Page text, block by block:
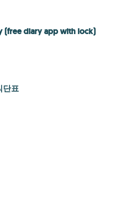
(free diary app with lock)
단표